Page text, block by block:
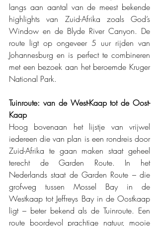
langs aan aantal van de meest bekende
highlights van Zuid-Afrika zoals God’s
Window en de Blyde River Canyon. De
route ligt op ongeveer 5 uur rijden van
Johannesburg en is perfect te combineren
met een bezoek aan het beroemde Kruger
National Park.
Tuinroute: van de West-Kaap tot de Oost-
Kaap
Hoog bovenaan het lijstje van vrijwel
iedereen die van plan is een rondreis door
Zuid-Afrika te gaan maken staat geheel
terecht de Garden Route. In het
Nederlands staat de Garden Route – die
grofweg tussen Mossel Bay in de
Westkaap tot Jeffreys Bay in de Oostkaap
ligt – beter bekend als de Tuinroute. Een
route boordevol prachtige natuur, mooie